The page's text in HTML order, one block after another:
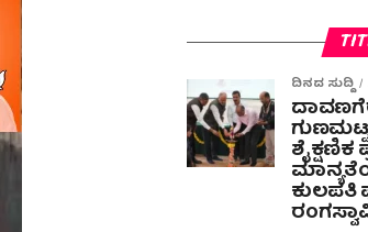
ದಿನದ ಸುದ್ದಿ
ಶೈಕ್ಷಣಿಕ
ಕುಲಪತಿ